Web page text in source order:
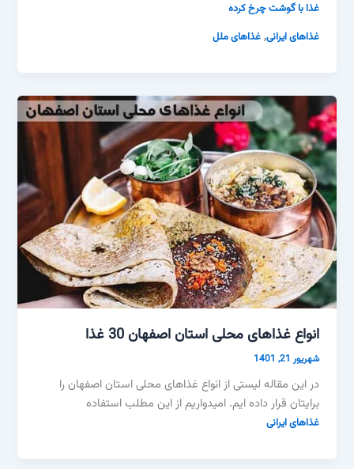
غذا با گوشت چرخ کرده
غذاهای ایرانی,غذاهای ملل
انواع غذاهای محلی استان اصفهان 30 غذا
شهریور 21, 1401
در این مقاله لیستی از انواع غذاهای محلی استان اصفهان را
برایتان قرار داده ایم. امیدواریم از این مطلب استفاده
غذاهای ایرانی